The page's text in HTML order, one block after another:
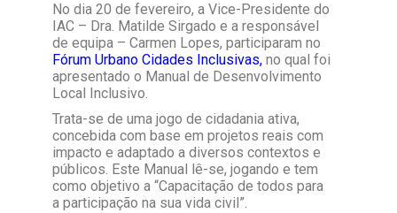
No dia 20 de fevereiro, a Vice-Presidente do
IAC – Dra. Matilde Sirgado e a responsável
de equipa – Carmen Lopes, participaram no
Fórum Urbano Cidades Inclusivas, no qual foi
apresentado o Manual de Desenvolvimento
Local Inclusivo.
Trata-se de uma jogo de cidadania ativa,
concebida com base em projetos reais com
impacto e adaptado a diversos contextos e
públicos. Este Manual lê-se, jogando e tem
como objetivo a “Capacitação de todos para
a participação na sua vida civil”.